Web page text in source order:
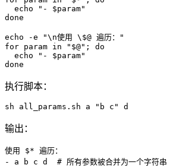
echo
"- $param"
done
echo -e
"\n使用 \$@ 遍历："
for param in " $@" ; do
echo
"- $param"
done
执行脚本：
sh all_params.sh a "b c" d
输出：
使用 $* 遍历：
- a b c d  # 所有参数被合并为一个字符串